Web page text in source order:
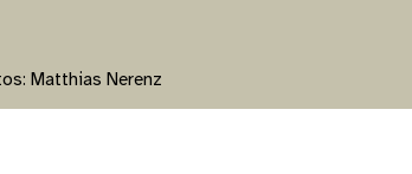
Matthias Nerenz